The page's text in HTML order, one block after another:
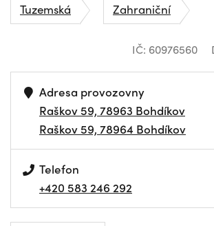
Tuzemská Zahraniční
IČ: 60976560
Adresa provozovny
Raškov 59, 78963 Bohdíkov
Raškov 59, 78964 Bohdíkov
Telefon
+420 583 246 292